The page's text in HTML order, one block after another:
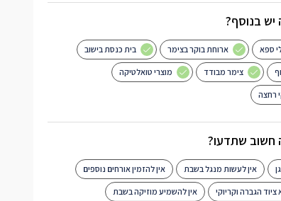
יש בנוסף?
ספא ארוחת בוקר בצימר בית כנסת בישוב
צימר מבודד מוצרי טואלטיקה
רחצה
חשוב שתדעו?
אין לעשות מנגל בשבת אין להזמין אורחים נוספים
ציוד הגברה וקריוקי אין להשמיע מוזיקה בשבת